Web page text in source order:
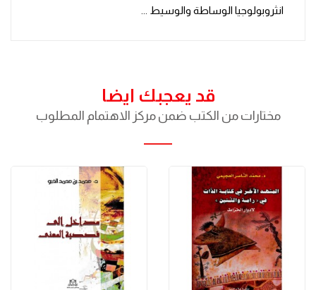
انثروبولوجيا الوساطة والوسيط ...
قد يعجبك ايضا
مختارات من الكتب ضمن مركز الاهتمام المطلوب